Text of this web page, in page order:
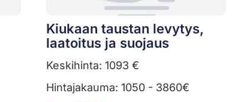
Kiukaan taustan levytys,
laatoitus ja suojaus
Keskihinta: 1093 €
Hintajakauma: 1050 - 3860€